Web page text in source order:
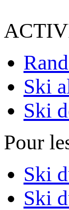
Ski
Ski
Pour
Ski
Ski